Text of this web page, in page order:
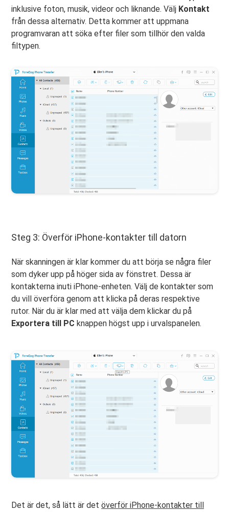
inklusive foton, musik, videor och liknande. Välj Kontakt
från dessa alternativ. Detta kommer att uppmana
programvaran att söka efter filer som tillhör den valda
filtypen.
Steg 3: Överför iPhone-kontakter till datorn
När skanningen är klar kommer du att börja se några filer
som dyker upp på höger sida av fönstret. Dessa är
kontakterna inuti iPhone-enheten. Välj de kontakter som
du vill överföra genom att klicka på deras respektive
rutor. När du är klar med att välja dem klickar du på
Exportera till PC knappen högst upp i urvalspanelen.
Det är det, så lätt är detöverför iPhone-kontakter till